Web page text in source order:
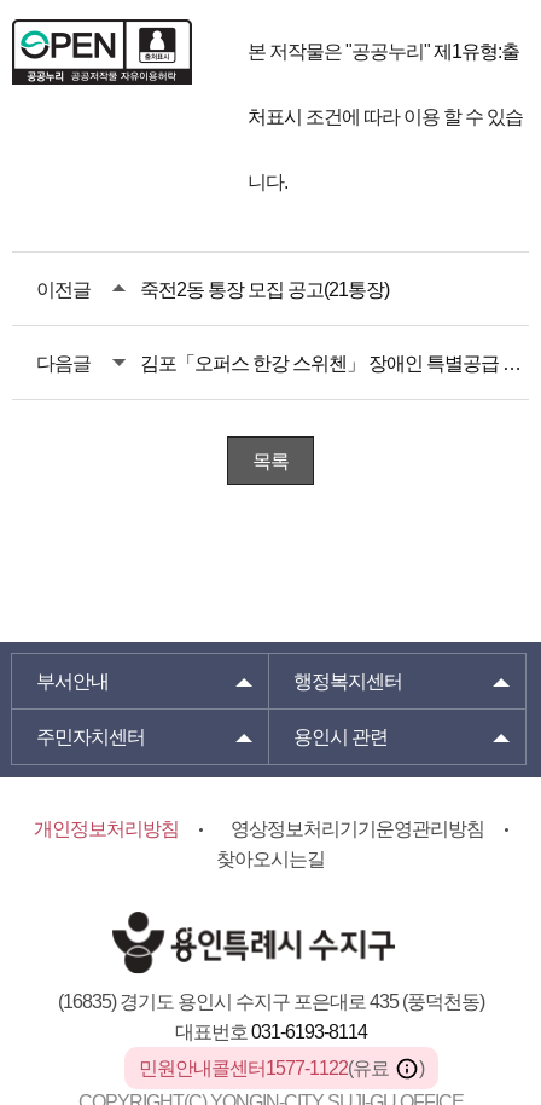
본 저작물은 "공공누리"제1유형:출
처표시 조건에 따라 이용 할 수 있습
니다.
이전글 죽전2동 통장 모집 공고(21통장)
다음글 김포「오퍼스 한강 스위첸」 장애인 특별공급 안내
목록
부서안내 행정복지센터
주민자치센터 용인시 관련
개인정보처리방침
영상정보처리기기운영관리방침
찾아오시는길
(16835) 경기도 용인시 수지구 포은대로 435 (풍덕천동)
대표번호 031-6193-8114
민원안내콜센터1577-1122(유료
)